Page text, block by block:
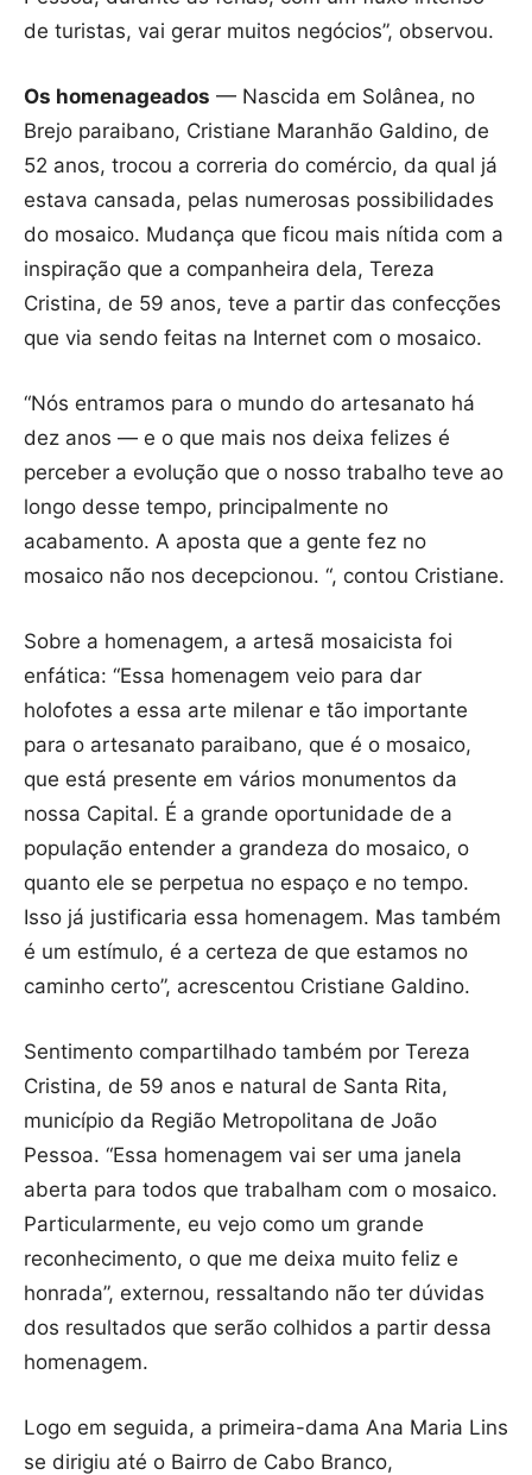
de turistas, vai gerar muitos negócios”, observou.
Os homenageados — Nascida em Solânea, no
Brejo paraibano, Cristiane Maranhão Galdino, de
52 anos, trocou a correria do comércio, da qual já
estava cansada, pelas numerosas possibilidades
do mosaico. Mudança que ficou mais nítida com a
inspiração que a companheira dela, Tereza
Cristina, de 59 anos, teve a partir das confecções
que via sendo feitas na Internet com o mosaico.
“Nós entramos para o mundo do artesanato há
dez anos — e o que mais nos deixa felizes é
perceber a evolução que o nosso trabalho teve ao
longo desse tempo, principalmente no
acabamento. A aposta que a gente fez no
mosaico não nos decepcionou. “, contou Cristiane.
Sobre a homenagem, a artesã mosaicista foi
enfática: “Essa homenagem veio para dar
holofotes a essa arte milenar e tão importante
para o artesanato paraibano, que é o mosaico,
que está presente em vários monumentos da
nossa Capital. É a grande oportunidade de a
população entender a grandeza do mosaico, o
quanto ele se perpetua no espaço e no tempo.
Isso já justificaria essa homenagem. Mas também
é um estímulo, é a certeza de que estamos no
caminho certo”, acrescentou Cristiane Galdino.
Sentimento compartilhado também por Tereza
Cristina, de 59 anos e natural de Santa Rita,
município da Região Metropolitana de João
Pessoa. “Essa homenagem vai ser uma janela
aberta para todos que trabalham com o mosaico.
Particularmente, eu vejo como um grande
reconhecimento, o que me deixa muito feliz e
honrada”, externou, ressaltando não ter dúvidas
dos resultados que serão colhidos a partir dessa
homenagem.
Logo em seguida, a primeira-dama Ana Maria Lins
se dirigiu até o Bairro de Cabo Branco,